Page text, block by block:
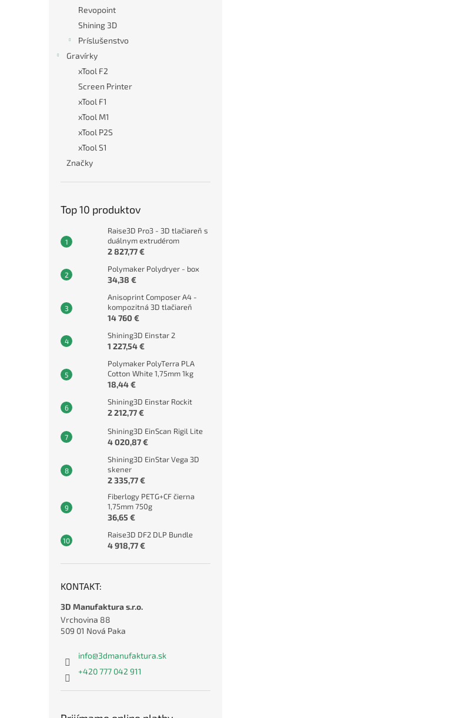
Revopoint
Shining 3D
Príslušenstvo
Gravírky
xTool F2
Screen Printer
xTool F1
xTool M1
xTool P2S
xTool S1
Značky
Top 10 produktov
Raise3D Pro3 - 3D tlačiareň s
duálnym extrudérom
2 827,77 €
Polymaker Polydryer - box
34,38 €
Anisoprint Composer A4 -
kompozitná 3D tlačiareň
14 760 €
Shining3D Einstar 2
1 227,54 €
Polymaker PolyTerra PLA
Cotton White 1,75mm 1kg
18,44 €
Shining3D Einstar Rockit
2 212,77 €
Shining3D EinScan Rigil Lite
4 020,87 €
Shining3D EinStar Vega 3D
skener
2 335,77 €
Fiberlogy PETG+CF čierna
1,75mm 750g
36,65 €
Raise3D DF2 DLP Bundle
4 918,77 €
KONTAKT:
3D Manufaktura s.r.o.
Vrchovina 88
509 01 Nová Paka
info@3dmanufaktura.sk
+420 777 042 911